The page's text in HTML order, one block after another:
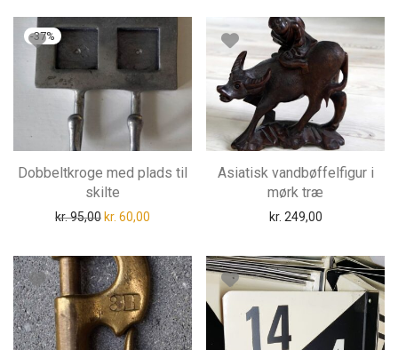
-37%
Dobbeltkroge med plads til
skilte
kr.95,00Den oprindelige pris var: kr. 95,00.
kr. 60,00 Den aktuelle pris er: kr. 60,00.
Asiatisk vandbøffelfigur i
mørk træ
kr. 249,00